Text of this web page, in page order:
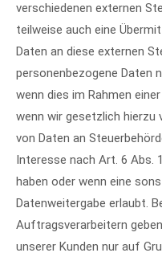
verschiedenen externen
teilweise auch eine
Daten an diese externen
personenbezogene Daten
wenn dies im Rahmen
wenn wir gesetzlich hierzu
von Daten an
Interesse nach Art. 6 Abs.
haben oder wenn eine
Datenweitergabe erlaubt.
Auftragsverarbeitern
unserer Kunden nur auf